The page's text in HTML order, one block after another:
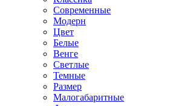
Современные
Модерн
Цвет
Белые
Венге
Светлые
Темные
Размер
Малогабаритные